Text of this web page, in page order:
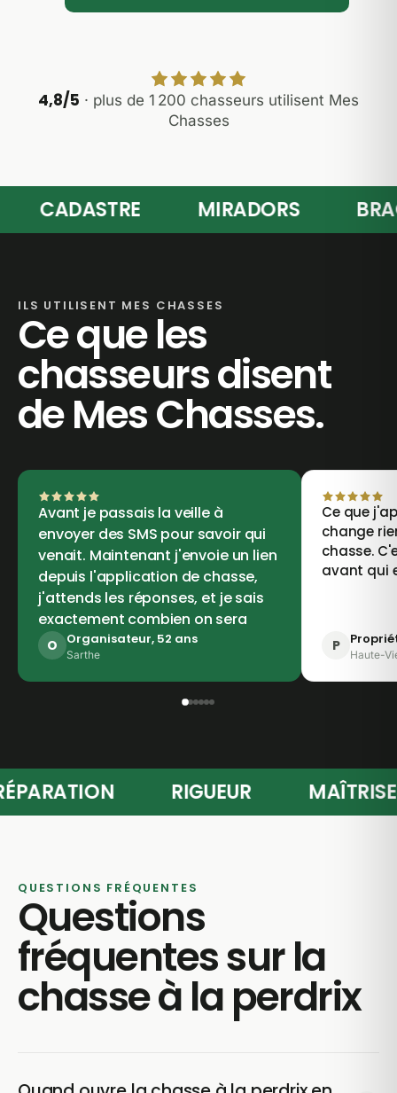
4,8/5 · plus de 1 200 chasseurs utilisent Mes
Chasses
MIRADORS
ILS UTILISENT MES CHASSES
Ce que les
chasseurs disent
de Mes Chasses.
Avant je passais la veille à
envoyer des SMS pour savoir qui
venait. Maintenant j'envoie un lien
depuis l'application de chasse,
j'attends les réponses, et je sais
exactement combien on sera
O Organisateur, 52 ans
Sarthe
Ce que
change
chasse.
avant qui
P
Haute-
PRÉPARATION RIGUEUR
QUESTIONS FRÉQUENTES
Questions
fréquentes sur la
chasse à la perdrix